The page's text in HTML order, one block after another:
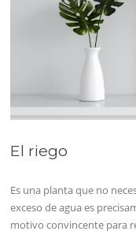
El riego
Es una planta que no
exceso de agua es
motivo convincente para